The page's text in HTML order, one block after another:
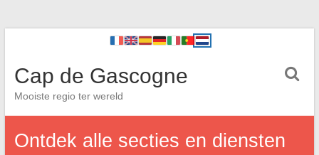
Cap de Gascogne
Mooiste regio ter wereld
Ontdek alle secties en diensten